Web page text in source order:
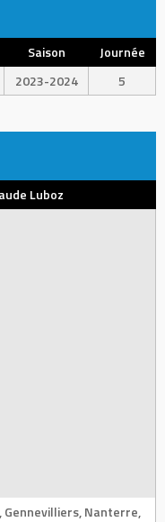
Saison
Journée
2023-2024 5
Luboz
Gennevilliers, Nanterre,